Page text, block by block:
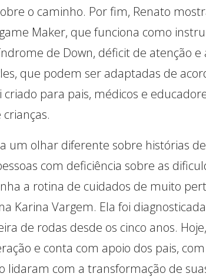
o caminho. Por fim, Renato
Maker, que funciona como
de Down, déficit de atenção e
que podem ser adaptadas de
criado para pais, médicos e
um olhar diferente sobre histórias
com deficiência sobre as
a rotina de cuidados de muito
Karina Vargem. Ela foi
de rodas desde os cinco anos.
e conta com apoio dos pais,
lidaram com a transformação de